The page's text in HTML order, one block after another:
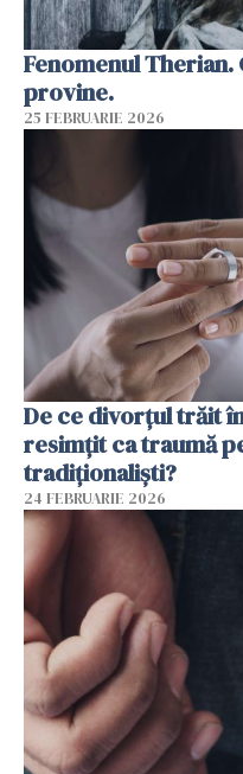
Fenomenul Therian.
provine.
25 FEBRUARIE 2026
De ce divorțul trăit
resimțit ca traumă
tradiționaliști?
24 FEBRUARIE 2026